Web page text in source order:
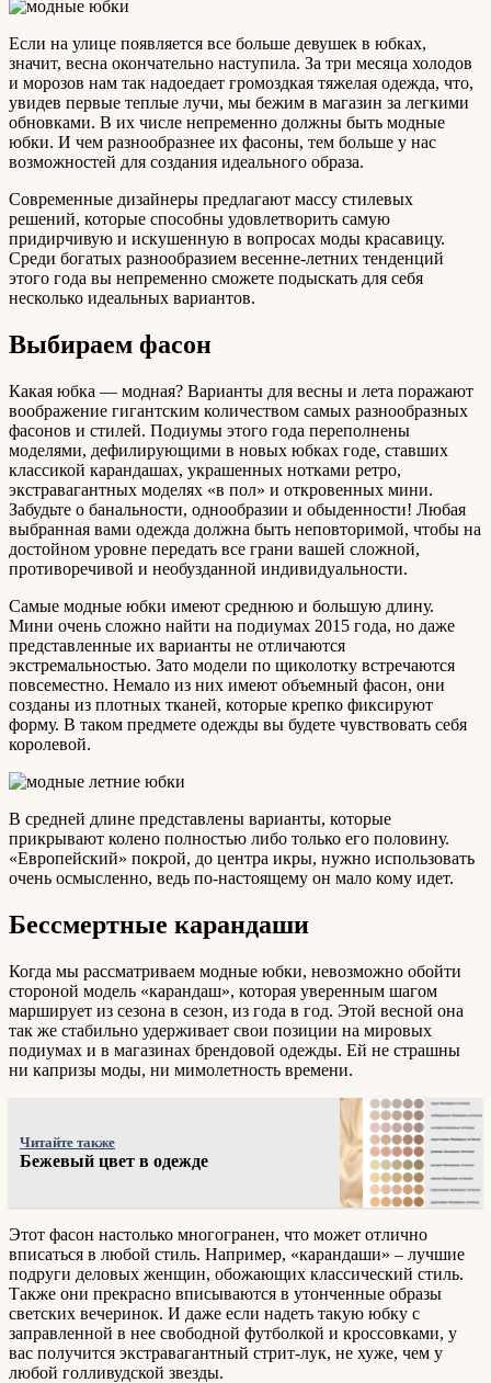
Если на улице появляется все больше девушек в юбках,
значит, весна окончательно наступила. За три месяца холодов
и морозов нам так надоедает громоздкая тяжелая одежда, что,
увидев первые теплые лучи, мы бежим в магазин за легкими
обновками. В их числе непременно должны быть модные
юбки. И чем разнообразнее их фасоны, тем больше у нас
возможностей для создания идеального образа.
Современные дизайнеры предлагают массу стилевых
решений, которые способны удовлетворить самую
придирчивую и искушенную в вопросах моды красавицу.
Среди богатых разнообразием весенне-летних тенденций
этого года вы непременно сможете подыскать для себя
несколько идеальных вариантов.
Выбираем фасон
Какая юбка — модная? Варианты для весны и лета поражают
воображение гигантским количеством самых разнообразных
фасонов и стилей. Подиумы этого года переполнены
моделями, дефилирующими в новых юбках годе, ставших
классикой карандашах, украшенных нотками ретро,
экстравагантных моделях «в пол» и откровенных мини.
Забудьте о банальности, однообразии и обыденности! Любая
выбранная вами одежда должна быть неповторимой, чтобы на
достойном уровне передать все грани вашей сложной,
противоречивой и необузданной индивидуальности.
Самые модные юбки имеют среднюю и большую длину.
Мини очень сложно найти на подиумах 2015 года, но даже
представленные их варианты не отличаются
экстремальностью. Зато модели по щиколотку встречаются
повсеместно. Немало из них имеют объемный фасон, они
созданы из плотных тканей, которые крепко фиксируют
форму. В таком предмете одежды вы будете чувствовать себя
королевой.
В средней длине представлены варианты, которые
прикрывают колено полностью либо только его половину.
«Европейский» покрой, до центра икры, нужно использовать
очень осмысленно, ведь по-настоящему он мало кому идет.
Бессмертные карандаши
Когда мы рассматриваем модные юбки, невозможно обойти
стороной модель «карандаш», которая уверенным шагом
марширует из сезона в сезон, из года в год. Этой весной она
так же стабильно удерживает свои позиции на мировых
подиумах и в магазинах брендовой одежды. Ей не страшны
ни капризы моды, ни мимолетность времени.
Читайте также
Бежевый цвет в одежде
Этот фасон настолько многогранен, что может отлично
вписаться в любой стиль. Например, «карандаши» – лучшие
подруги деловых женщин, обожающих классический стиль.
Также они прекрасно вписываются в утонченные образы
светских вечеринок. И даже если надеть такую юбку с
заправленной в нее свободной футболкой и кроссовками, у
вас получится экстравагантный стрит-лук, не хуже, чем у
любой голливудской звезды.